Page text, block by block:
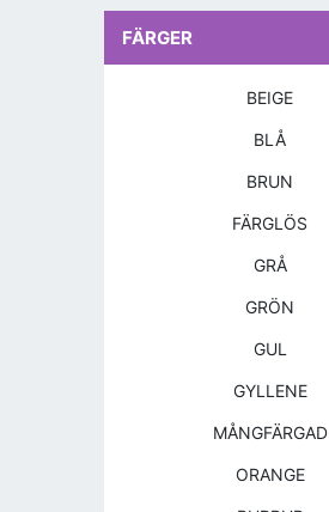
FÄRGER
BEIGE
BLÅ
BRUN
FÄRGLÖS
GRÅ
GRÖN
GUL
GYLLENE
MÅNGFÄRGAD
ORANGE